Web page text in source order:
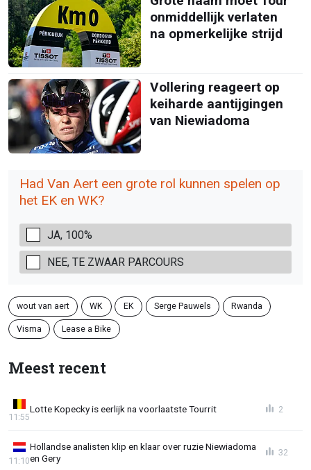
onmiddellijk verlaten
na opmerkelijke strijd
Vollering reageert op
keiharde aantijgingen
van Niewiadoma
Had Van Aert een grote rol kunnen spelen op
het EK en WK?
JA, 100%
NEE, TE ZWAAR PARCOURS
wout van aert WK EK Serge Pauwels Rwanda
Visma Lease a Bike
Meest recent
Lotte Kopecky is eerlijk na voorlaatste Tourrit
11:55
2
Hollandse analisten klip en klaar over ruzie Niewiadoma
en Gery
11:10
32